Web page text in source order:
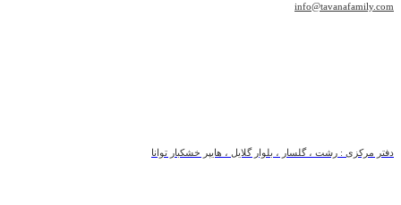
info@tavanafamily.com
دفتر مرکزی : رشت ، گلسار ، بلوار گلایل ، هایپر خشکبار توانا